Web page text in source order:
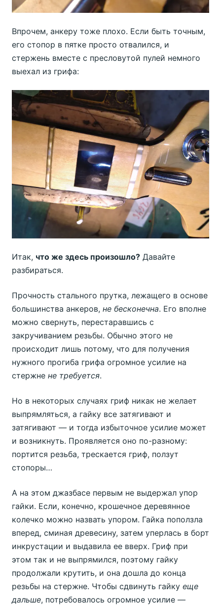
Впрочем, анкеру тоже плохо. Если быть точным,
его стопор в пятке просто отвалился, и
стержень вместе с пресловутой пулей немного
выехал из грифа:
Итак, что же здесь произошло? Давайте
разбираться.
Прочность стального прутка, лежащего в основе
большинства анкеров, не бесконечна. Его вполне
можно свернуть, перестаравшись с
закручиванием резьбы. Обычно этого не
происходит лишь потому, что для получения
нужного прогиба грифа огромное усилие на
стержне не требуется.
Но в некоторых случаях гриф никак не желает
выпрямляться, а гайку все затягивают и
затягивают — и тогда избыточное усилие может
и возникнуть. Проявляется оно по-разному:
портится резьба, трескается гриф, ползут
стопоры…
А на этом джазбасе первым не выдержал упор
гайки. Если, конечно, крошечное деревянное
колечко можно назвать упором. Гайка поползла
вперед, сминая древесину, затем уперлась в борт
инкрустации и выдавила ее вверх. Гриф при
этом так и не выпрямился, поэтому гайку
продолжали крутить, и она дошла до конца
резьбы на стержне. Чтобы сдвинуть гайку еще
дальше, потребовалось огромное усилие —